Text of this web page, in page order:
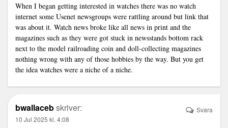
When I began getting interested in watches there was no watch
internet some Usenet newsgroups were rattling around but link that
was about it. Watch news broke like all news in print and the
magazines such as they were got stuck in newsstands bottom rack
next to the model railroading coin and doll-collecting magazines
nothing wrong with any of those hobbies by the way. But you get
the idea watches were a niche of a niche.
bwallacebskriver:
10 Jul 2025 kl. 4:08
Svara